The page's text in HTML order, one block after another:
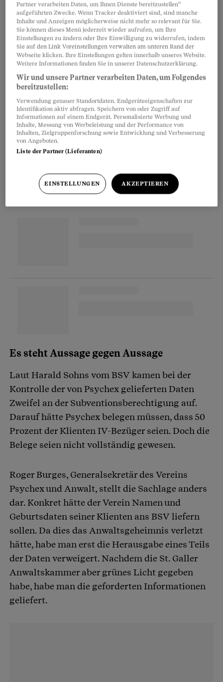
anwaltschaftliche Dienste. In seinen Worten
«befreit» er «psychiatrisch Verfolgte» aus der
Klinik.
Doch nun fühlt sich Psychex selbst als Opfer:
Das Bundesamt für Sozialversicherungen (BSV)
fordert, Psychex solle 413000 Franken
Subventionen zurückzahlen. So viel bekam die
Beratungsstelle von 2011 bis 2014 aus dem Topf
der Invalidenversicherung. Anrecht darauf
haben Organisationen mit mehr als 50 Prozent
Es steht Aussage gegen Aussage
Laut Harald Sohns vom BSV kamen bei der
Kontrolle der von Psychex gelieferten Daten
Zweifel an der Subventionsberechtigung auf.
Darauf hätte Psychex belegen müssen, dass 50
Prozent der Klienten IV-Bezüger seien. Doch die
Belege seien nicht vollständig gewesen.
Roger Burges, Generalsekretär des Vereins
Psychex und Anwalt, stellt die Sachlage anders
dar. Konkret hätte der Verein Namen und
Geburtsdaten seiner Klienten ans BSV liefern
sollen. Da dies das Anwaltsgeheimnis verletzt
hätte, habe man erst die Herausgabe eines Teils
der Daten verweigert. Nachdem die St. Galler
Anwaltskammer aber grünes Licht gegeben
habe, habe man die geforderten Informationen
geliefert.
Partner verarbeiten Daten, um Ihnen Dienste bereitzustellen“
aufgeführten Zwecke. Wenn Tracker deaktiviert sind, sind manche
Inhalte und Anzeigen möglicherweise nicht mehr so relevant für Sie.
Sie können dieses Menü jederzeit wieder aufrufen, um Ihre
Einstellungen zu ändern oder Ihre Einwilligung zu widerrufen, indem
Sie auf den Link Voreinstellungen verwalten am unteren Rand der
Webseite klicken. Ihre Einstellungen gelten innerhalb unseres Website.
Weitere Informationen finden Sie in unserer Datenschutzerklärung.
Wir und unsere Partner verarbeiten Daten, um Folgendes
bereitzustellen:
Verwendung genauer Standortdaten. Endgeräteeigenschaften zur
Identifikation aktiv abfragen. Speichern von oder Zugriff auf
Informationen auf einem Endgerät. Personalisierte Werbung und
Inhalte, Messung von Werbeleistung und der Performance von
Inhalten, Zielgruppenforschung sowie Entwicklung und Verbesserung
von Angeboten.
Liste der Partner (Lieferanten)
EINSTELLUNGEN AKZEPTIEREN